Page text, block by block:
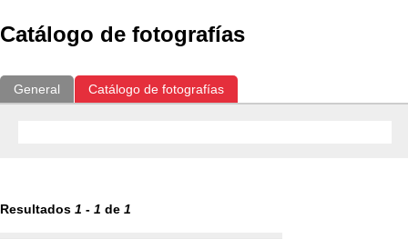
Catálogo de fotografías
General Catálogo de fotografías
Resultados 1 - 1 de 1